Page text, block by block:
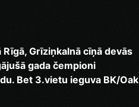
Grīziņkalnā cīņā devās
gada čempioni
Bet 3.vietu ieguva BK/Oak